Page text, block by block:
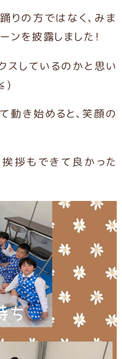
りの方ではなく、みま
を披露しました！
スしているのかと思い
動き始めると、笑顔の
拶もできて良かった